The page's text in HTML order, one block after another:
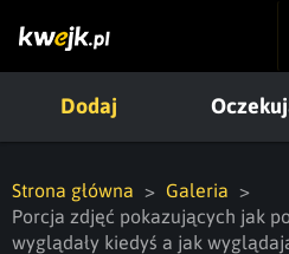
Dodaj
Strona główna
Galeria
Porcja zdjęć pokazujących jak
wyglądały kiedyś a jak